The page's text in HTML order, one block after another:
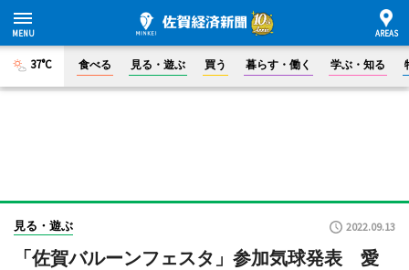
37°C 食べる 見る・遊ぶ 買う 暮らす・働く 学ぶ・知る
見る・遊ぶ 2022.09.13
「佐賀バルーンフェスタ」参加気球発表 愛